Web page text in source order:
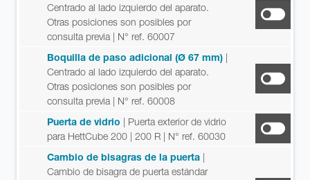
Centrado al lado izquierdo del aparato.
Otras posiciones son posibles por
consulta previa | N° ref. 60007
Boquilla de paso adicional (Ø 67 mm) |
Centrado al lado izquierdo del aparato.
Otras posiciones son posibles por
consulta previa | N° ref. 60008
Puerta de vidrio | Puerta exterior de vidrio
para HettCube 200 | 200 R | N° ref. 60030
Cambio de bisagras de la puerta |
Cambio de bisagra de puerta estándar